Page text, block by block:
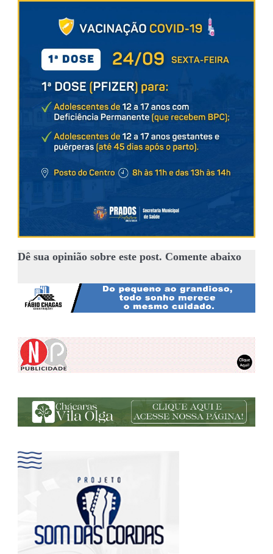
Dê sua opinião sobre este post. Comente abaixo